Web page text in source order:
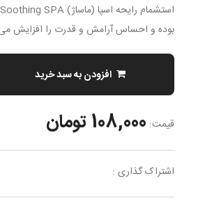
بوده و احساس آرامش و قدرت را افزایش
افزودن به سبد خرید
قیمت: 108,000 تومان
اشتراک گذاری :